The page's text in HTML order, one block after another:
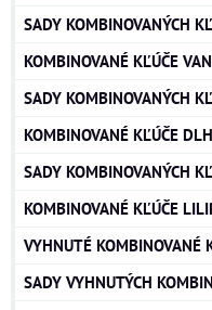
SADY KOMBINOVANÝCH
KOMBINOVANÉ KĽÚČE
SADY KOMBINOVANÝCH
KOMBINOVANÉ KĽÚČE
SADY KOMBINOVANÝCH
KOMBINOVANÉ KĽÚČE
VYHNUTÉ KOMBINOVANÉ
SADY VYHNUTÝCH